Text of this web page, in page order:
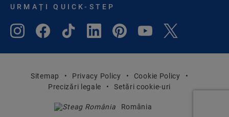
URMAȚI QUICK-STEP
Sitemap Privacy Policy
Cookie Policy
Precizări legale
Setări cookie-uri
România